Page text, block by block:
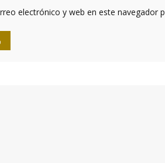
electrónico y web en este navegador